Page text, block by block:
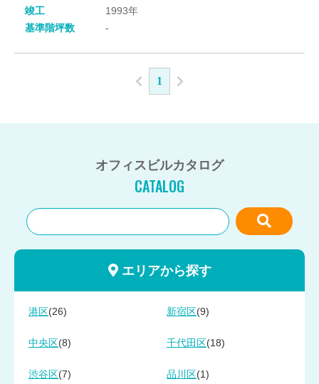
竣工
1993年
基準階坪数
-
1
オフィスビルカタログ
CATALOG
エリアから探す
港区 (26) 新宿区 (9)
中央区 (8) 千代田区 (18)
渋谷区 (7) 品川区 (1)